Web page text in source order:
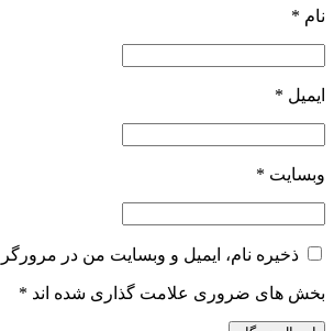
نام *
ایمیل *
وبسایت *
ذخیره نام، ایمیل و وبسایت من در
بخش های ضروری علامت گذاری شده اند *